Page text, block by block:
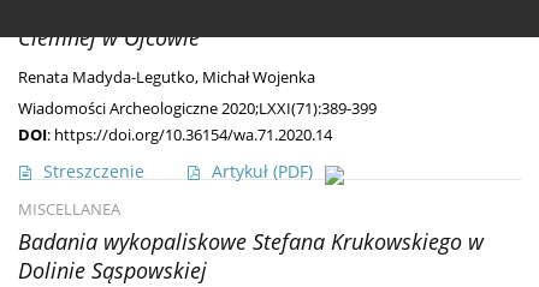
Ciemnej w Ojcowie
Renata Madyda-Legutko, Michał Wojenka
Wiadomości Archeologiczne 2020;LXXI(71):389-399
DOI: https://doi.org/10.36154/wa.71.2020.14
Streszczenie Artykuł (PDF)
MISCELLANEA
Badania wykopaliskowe Stefana Krukowskiego w
Dolinie Sąspowskiej